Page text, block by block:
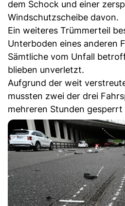
dem Schock und einer
Windschutzscheibe davon.
Ein weiteres Trümmerteil
Unterboden eines anderen
Sämtliche vom Unfall
blieben unverletzt.
Aufgrund der weit
mussten zwei der drei
mehreren Stunden gesperrt